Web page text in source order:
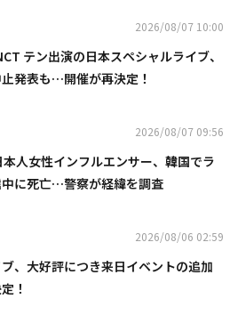
2026/08/07 10:00
テン出演の日本スペシャルライブ、
発表も…開催が再決定！
2026/08/07 09:56
人女性インフルエンサー、韓国でラ
に死亡…警察が経緯を調査
2026/08/06 02:59
、大好評につき来日イベントの追加
！